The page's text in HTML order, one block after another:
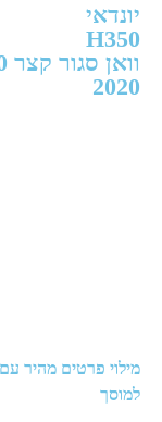
יונדאי
H350
וואן סגור קצר 170 כ"ס Access
2020
למוסך